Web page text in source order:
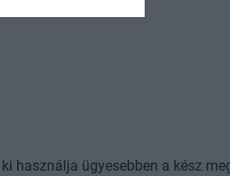
használja ügyesebben a kész